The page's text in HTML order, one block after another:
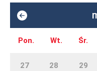
Pon. Wt. Śr.
27 28 29